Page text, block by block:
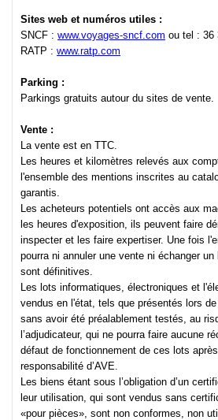
Sites web et numéros utiles :
SNCF : www.voyages-sncf.com ou tel : 36
RATP : www.ratp.com
Parking :
Parkings gratuits autour du sites de vente.
Vente :
La vente est en TTC.
Les heures et kilomètres relevés aux
l'ensemble des mentions inscrites au
garantis.
Les acheteurs potentiels ont accès aux
les heures d'exposition, ils peuvent faire
inspecter et les faire expertiser. Une fois
pourra ni annuler une vente ni échanger
sont définitives.
Les lots informatiques, électroniques et
vendus en l'état, tels que présentés lors
sans avoir été préalablement testés, au
l’adjudicateur, qui ne pourra faire aucune
défaut de fonctionnement de ces lots
responsabilité d’AVE.
Les biens étant sous l’obligation d’un
leur utilisation, qui sont vendus sans
«pour pièces», sont non conformes, non